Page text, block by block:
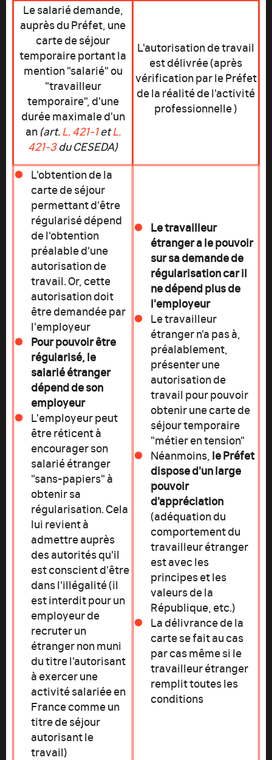
Le salarié demande,
auprès du Préfet, une
carte de séjour
temporaire portant la
mention "salarié" ou
"travailleur
temporaire", d'une
durée maximale d'un
an(art.L. 421-1etL.
421-3du CESEDA)
L'autorisation de travail
est délivrée (après
vérification par le Préfet
de la réalité de l'activité
professionnelle )
L'obtention de la
carte de séjour
permettant d'être
régularisé dépend
de l'obtention
préalable d'une
autorisation de
travail. Or, cette
autorisation doit
être demandée par
l'employeur
Pour pouvoir être
régularisé, le
salarié étranger
dépend de son
employeur
L'employeur peut
être réticent à
encourager son
salarié étranger
"sans-papiers" à
obtenir sa
régularisation. Cela
lui revient à
admettre auprès
des autorités qu'il
est conscient d'être
dans l'illégalité (il
est interdit pour un
employeur de
recruter un
étranger non muni
du titre l'autorisant
à exercer une
activité salariée en
France comme un
titre de séjour
autorisant le
travail)
Le travailleur
étranger a le pouvoir
sur sa demande de
régularisation car il
ne dépend plus de
l'employeur
Le travailleur
étranger n'a pas à,
préalablement,
présenter une
autorisation de
travail pour pouvoir
obtenir une carte de
séjour temporaire
"métier en tension"
Néanmoins, lePréfet
dispose d'un large
pouvoir
d'appréciation
(adéquation du
comportement du
travailleur étranger
est avec les
principes et les
valeurs de la
République, etc.)
La délivrance de la
carte se fait au cas
par cas même si le
travailleur étranger
remplit toutes les
conditions